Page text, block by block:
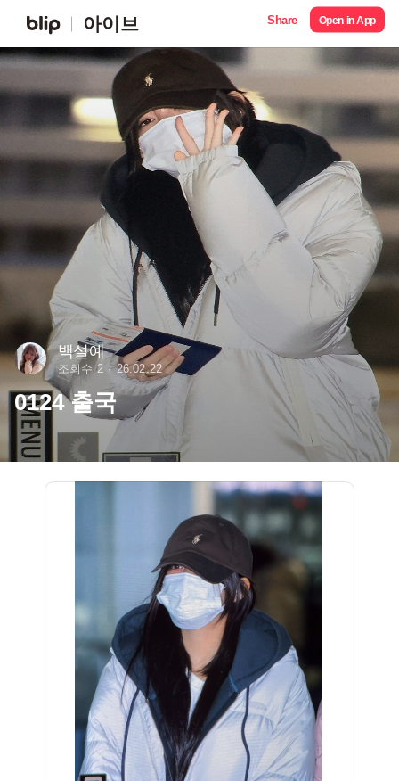
아이브 Share Open in App
백설예
조회수 2 26.02.22
0124 출국